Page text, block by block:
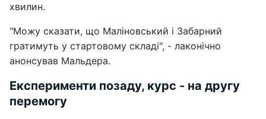
хвилин.
"Можу сказати, що Маліновський і Забарний
гратимуть у стартовому складі", - лаконічно
анонсував Мальдера.
Експерименти позаду, курс - на другу
перемогу